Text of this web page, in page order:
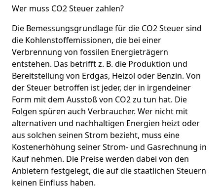
Wer muss CO2 Steuer zahlen?
Die Bemessungsgrundlage für die CO2 Steuer sind
die Kohlenstoffemissionen, die bei einer
Verbrennung von fossilen Energieträgern
entstehen. Das betrifft z. B. die Produktion und
Bereitstellung von Erdgas, Heizöl oder Benzin. Von
der Steuer betroffen ist jeder, der in irgendeiner
Form mit dem Ausstoß von CO2 zu tun hat. Die
Folgen spüren auch Verbraucher. Wer nicht mit
alternativen und nachhaltigen Energien heizt oder
aus solchen seinen Strom bezieht, muss eine
Kostenerhöhung seiner Strom- und Gasrechnung in
Kauf nehmen. Die Preise werden dabei von den
Anbietern festgelegt, die auf die staatlichen Steuern
keinen Einfluss haben.